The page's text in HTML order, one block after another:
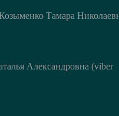
Тамара
Александровна (viber